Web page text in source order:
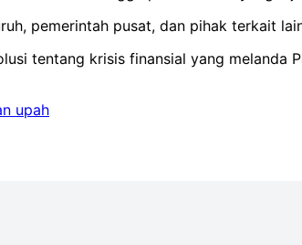
pemerintah pusat, dan pihak terkait
tentang krisis finansial yang melanda
upah